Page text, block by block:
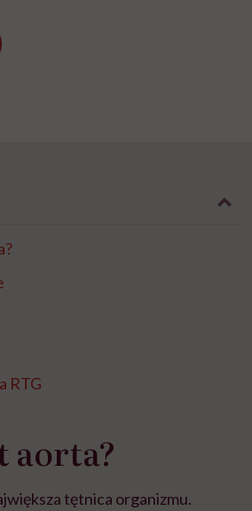
RTG
aorta?
tętnica organizmu.